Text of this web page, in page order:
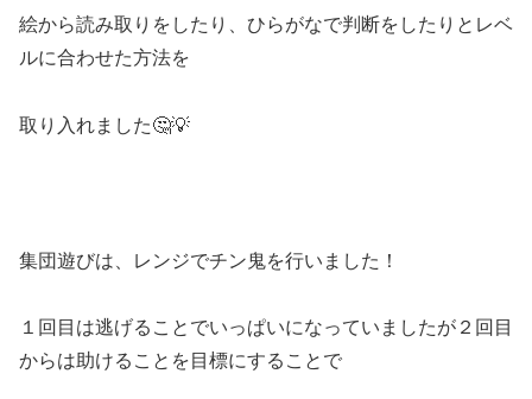
絵から読み取りをしたり、ひらがなで判断をしたりとレベ
ルに合わせた方法を
取り入れました🤔💡
集団遊びは、レンジでチン鬼を行いました！
１回目は逃げることでいっぱいになっていましたが２回目
からは助けることを目標にすることで